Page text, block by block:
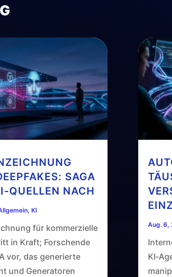
SAGA
QUELLEN NACH
, KI
für kommerzielle
in Kraft; Forschende
vor, das generierte
und Generatoren
Aug. 6,